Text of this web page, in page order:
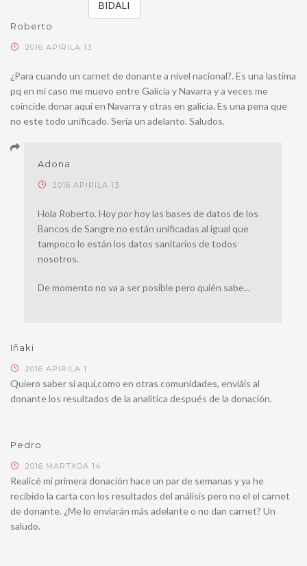
Roberto
2016 APIRILA 13
¿Para cuando un carnet de donante a nivel nacional?. Es una lastima
pq en mi caso me muevo entre Galicia y Navarra y a veces me
coincide donar aqui en Navarra y otras en galicia. Es una pena que
no este todo unificado. Seria un adelanto. Saludos.
Adona
2016 APIRILA 13
Hola Roberto. Hoy por hoy las bases de datos de los
Bancos de Sangre no están unificadas al igual que
tampoco lo están los datos sanitarios de todos
nosotros.
De momento no va a ser posible pero quién sabe...
Iñaki
2016 APIRILA 1
Quiero saber si aquí,como en otras comunidades, enviáis al
donante los resultados de la analítica después de la donación.
Pedro
2016 MARTXOA 14
Realicé mi primera donación hace un par de semanas y ya he
recibido la carta con los resultados del análisis pero no el el carnet
de donante. ¿Me lo enviarán más adelante o no dan carnet? Un
saludo.